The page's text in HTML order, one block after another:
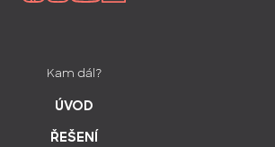
Kam dál?
ÚVOD
ŘEŠENÍ